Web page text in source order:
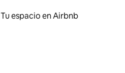
Tu espacio en Airbnb